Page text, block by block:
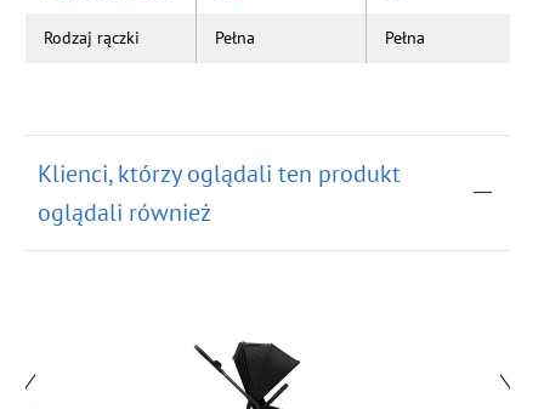
Rodzaj rączki Pełna Pełna
Klienci, którzy oglądali ten produkt
oglądali również